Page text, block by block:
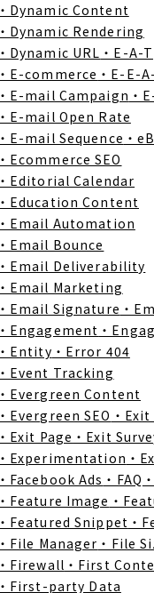
・Dynamic Content
・Dynamic Rendering
・Dynamic URL ・E-A-T
・E-commerce ・E-E-
・E-mail Campaign ・
・E-mail Open Rate
・E-mail Sequence ・
・Ecommerce SEO
・Editorial Calendar
・Education Content
・Email Automation
・Email Bounce
・Email Deliverability
・Email Marketing
・Email Signature ・
・Engagement ・
・Entity ・Error 404
・Event Tracking
・Evergreen Content
・Evergreen SEO ・
・Exit Page ・Exit
・Experimentation ・
・Facebook Ads ・FAQ
・Feature Image ・
・Featured Snippet ・
・File Manager ・File
・Firewall ・First
・First-party Data